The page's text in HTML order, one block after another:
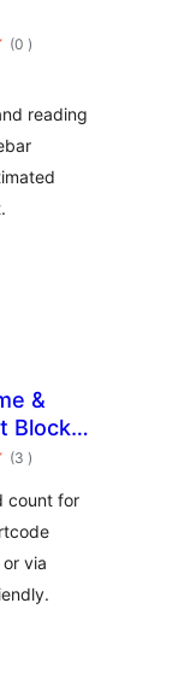
(0 classificações
)
reading
&
Block
(3 classificações
)
count for
via